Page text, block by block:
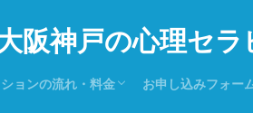
阪神戸の心理セラ
ョンの流れ・料金 お申し込みフォー